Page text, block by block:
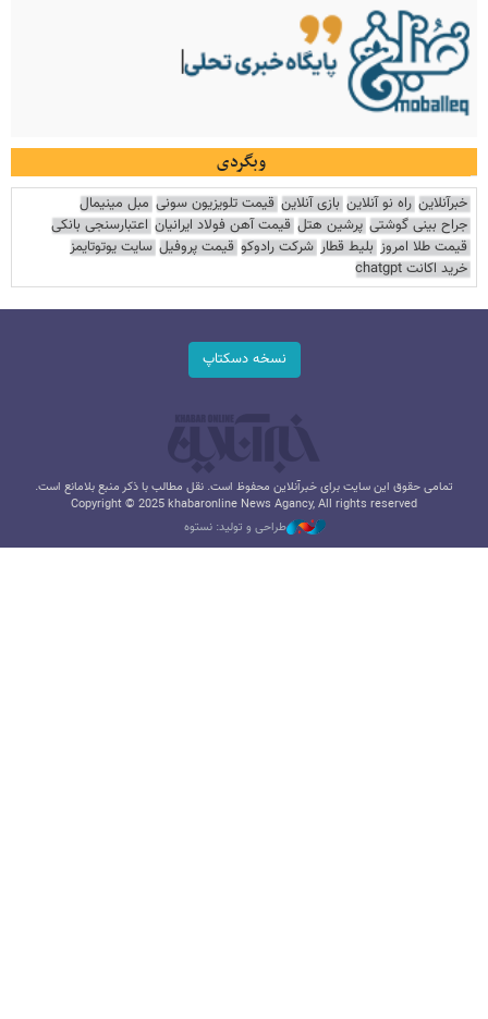
وبگردی
خبرآنلاین راه نو آنلاین بازی آنلاین قیمت تلویزیون سونی مبل مینیمال
جراح بینی گوشتی پرشین هتل قیمت آهن فولاد ایرانیان اعتبارسنجی بانکی
قیمت طلا امروز بلیط قطار شرکت رادوکو قیمت پروفیل سایت یوتوتایمز
خرید اکانت chatgpt
نسخه دسکتاپ
تمامی حقوق این سایت برای خبرآنلاین محفوظ است. نقل مطالب با ذکر منبع بلامانع است.
Copyright © 2025 khabaronline News Agancy, All rights reserved
طراحی و تولید: نستوه